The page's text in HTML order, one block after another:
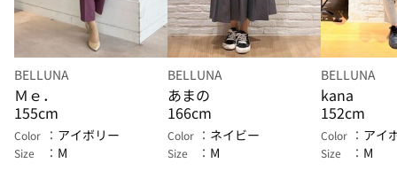
BELLUNA
Ｍｅ．
155cm
Color アイボリー
Size M
BELLUNA
あまの
166cm
Color ネイビー
Size M
BELLUNA
kana
152cm
Color アイ
Size M